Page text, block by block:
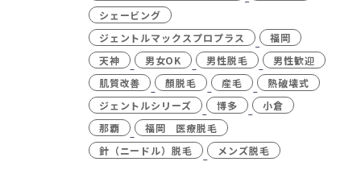
- VISIA
- CO2（炭酸ガス）レーザー
- ジュベルック(Juvelook)
- ボツリヌストキシン注射
シェービング
ジェントルマックスプロプラス
福岡
天神
男女OK 男性脱毛
男性歓迎
肌質改善
顏脱毛 産毛
熱破壊式
ジェントルシリーズ
博多
小倉
那覇
福岡 医療脱毛
針（ニードル）脱毛
メンズ脱毛